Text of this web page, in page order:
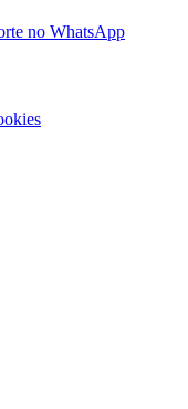
no WhatsApp